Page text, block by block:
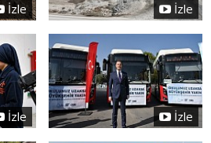
İzle İzle
İzle İzle